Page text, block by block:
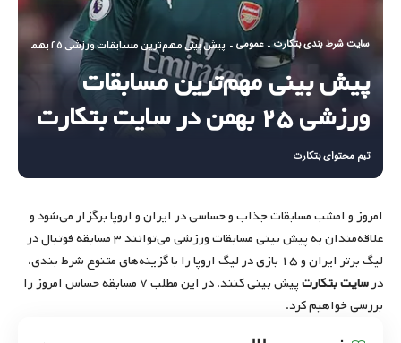
سایت شرط بندی بتکارت - عمومی - پیش بینی مهم‌ترین مسابقات ورزشی ۲۵ بهمن در سایت بتکارت
پیش بینی مهم‌ترین مسابقات
ورزشی ۲۵ بهمن در سایت بتکارت
تیم محتوای بتکارت
امروز و امشب مسابقات جذاب و حساسی در ایران و اروپا برگزار می‌شود و
علاقه‌مندان به پیش بینی مسابقات ورزشی می‌توانند ۳ مسابقه فوتبال در
لیگ برتر ایران و ۱۵ بازی در لیگ اروپا را با گزینه‌های متنوع شرط بندی،
درسایت بتکارت
پیش بینی کنند. در این مطلب ۷ مسابقه حساس امروز را
بررسی خواهیم کرد.